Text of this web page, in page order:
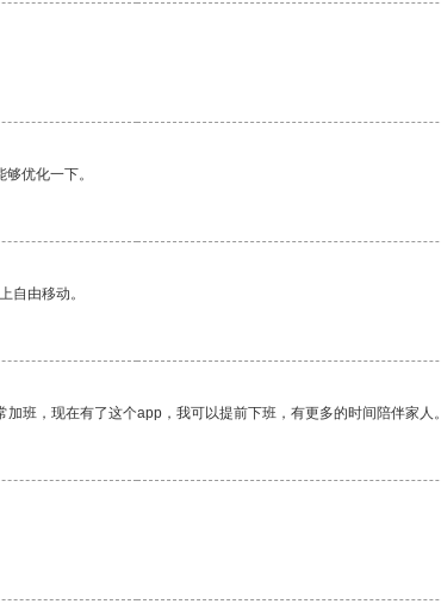
优化一下。
自由移动。
班，现在有了这个app，我可以提前下班，有更多的时间陪伴家人。